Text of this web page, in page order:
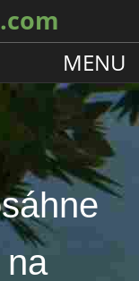
MENU